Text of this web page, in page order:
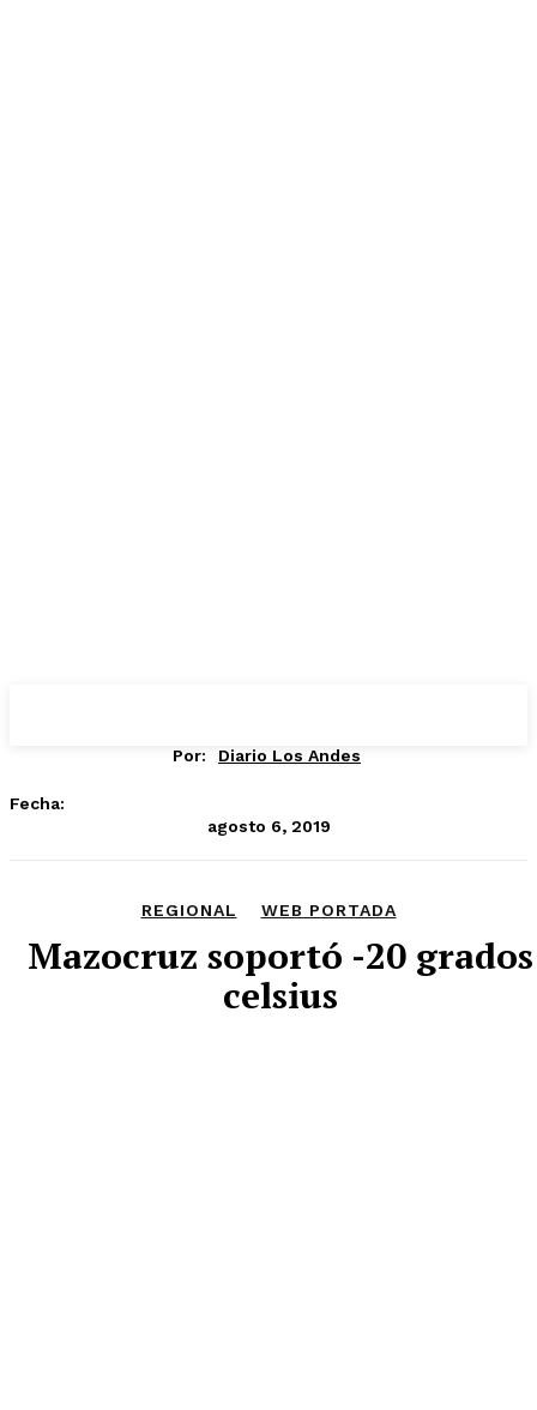
Por: Diario Los Andes
Fecha:
agosto 6, 2019
REGIONAL WEB PORTADA
Mazocruz soportó -20 grados
celsius